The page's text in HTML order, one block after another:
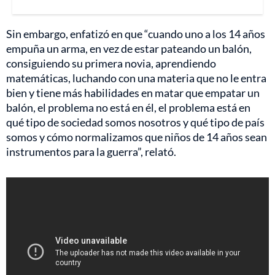
Sin embargo, enfatizó en que “cuando uno a los 14 años
empuña un arma, en vez de estar pateando un balón,
consiguiendo su primera novia, aprendiendo
matemáticas, luchando con una materia que no le entra
bien y tiene más habilidades en matar que empatar un
balón, el problema no está en él, el problema está en
qué tipo de sociedad somos nosotros y qué tipo de país
somos y cómo normalizamos que niños de 14 años sean
instrumentos para la guerra”, relató.